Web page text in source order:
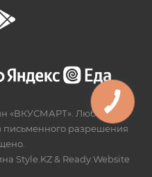
«ВКУСМАРТ». Любое
письменного разрешения
Style.KZ& Ready.Website